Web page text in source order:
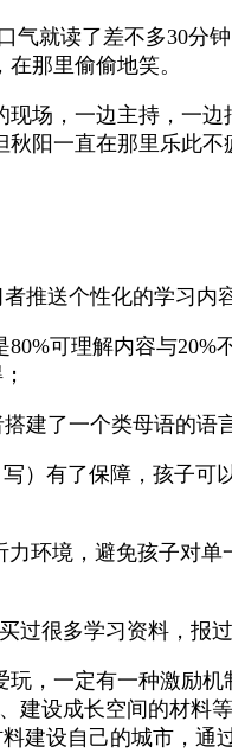
就读了差不多30分
那里偷偷地笑。
场，一边主持，一
阳一直在那里乐此
推送个性化的学习内容
可理解内容与
建了一个类母语的语
）有了保障，孩子可
环境，避免孩子对
很多学习资料，报
，一定有一种激励机
设成长空间的材料
建设自己的城市，